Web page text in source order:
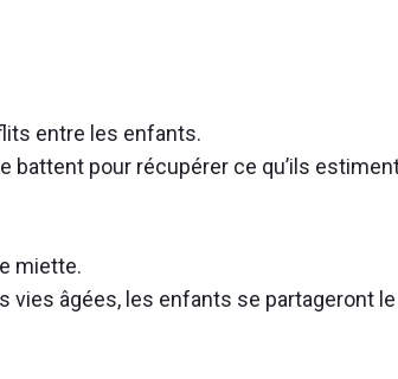
entre les enfants.
battent pour récupérer ce qu’ils
miette.
vies âgées, les enfants se partageront le